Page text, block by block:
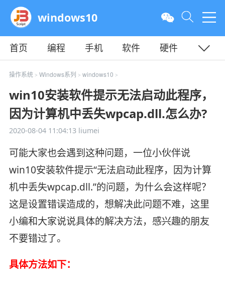
windows10
首页 编程 手机 软件
硬件
教程
平面 服务器
操作系统> Windows系列 > windows10 >
win10安装软件提示无法启动此程序，
因为计算机中丢失wpcap.dll.怎么办?
2020-08-04 11:04:13liumei
可能大家也会遇到这种问题，一位小伙伴说
win10安装软件提示“无法启动此程序，因为计算
机中丢失wpcap.dll.”的问题，为什么会这样呢？
这是设置错误造成的，想解决此问题不难，这里
小编和大家说说具体的解决方法，感兴趣的朋友
不要错过了。
具体方法如下：